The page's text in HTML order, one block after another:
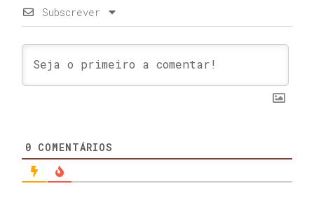
Subscrever
0 COMENTÁRIOS